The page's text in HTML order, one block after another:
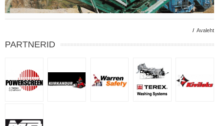
/ Avaleht
PARTNERID